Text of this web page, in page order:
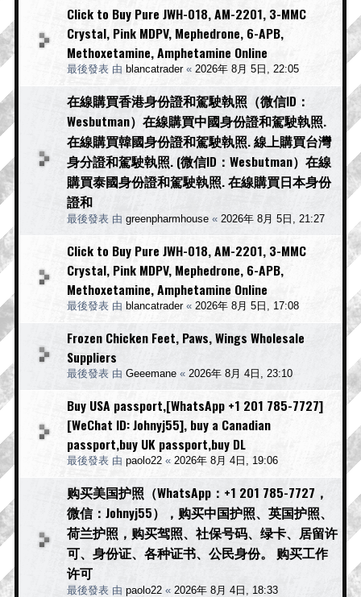
Click to Buy Pure JWH-018, AM-2201, 3-MMC
Crystal, Pink MDPV, Mephedrone, 6-APB,
Methoxetamine, Amphetamine Online
最後發表 由 blancatrader« 2026年 8月 5日, 22:05
在線購買香港身份證和駕駛執照（微信ID：
Wesbutman）在線購買中國身份證和駕駛執照.
在線購買韓國身份證和駕駛執照. 線上購買台灣
身分證和駕駛執照. (微信ID：Wesbutman）在線
購買泰國身份證和駕駛執照. 在線購買日本身份
證和
最後發表 由 greenpharmhouse « 2026年 8月 5日, 21:27
Click to Buy Pure JWH-018, AM-2201, 3-MMC
Crystal, Pink MDPV, Mephedrone, 6-APB,
Methoxetamine, Amphetamine Online
最後發表 由 blancatrader« 2026年 8月 5日, 17:08
Frozen Chicken Feet, Paws, Wings Wholesale
Suppliers
最後發表 由 Geeemane « 2026年 8月 4日, 23:10
Buy USA passport,[WhatsApp +1 201 785-7727]
[WeChat ID: Johnyj55], buy a Canadian
passport,buy UK passport,buy DL
最後發表 由 paolo22 « 2026年 8月 4日, 19:06
购买美国护照（WhatsApp：+1 201 785-7727，
微信：Johnyj55），购买中国护照、英国护照、
荷兰护照，购买驾照、社保号码、绿卡、居留许
可、身份证、各种证书、公民身份。 购买工作
许可
最後發表 由 paolo22 « 2026年 8月 4日, 18:33